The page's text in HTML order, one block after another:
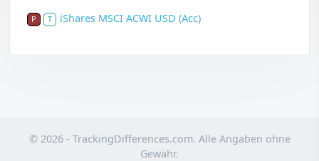
P T iShares MSCI ACWI USD (Acc)
© 2026 - TrackingDifferences.com. Alle Angaben ohne
Gewähr.